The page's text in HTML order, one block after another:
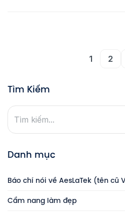
1 2
Tìm Kiếm
Danh mục
Báo chí nói về AesLaTek (tên cũ
Cẩm nang làm đẹp